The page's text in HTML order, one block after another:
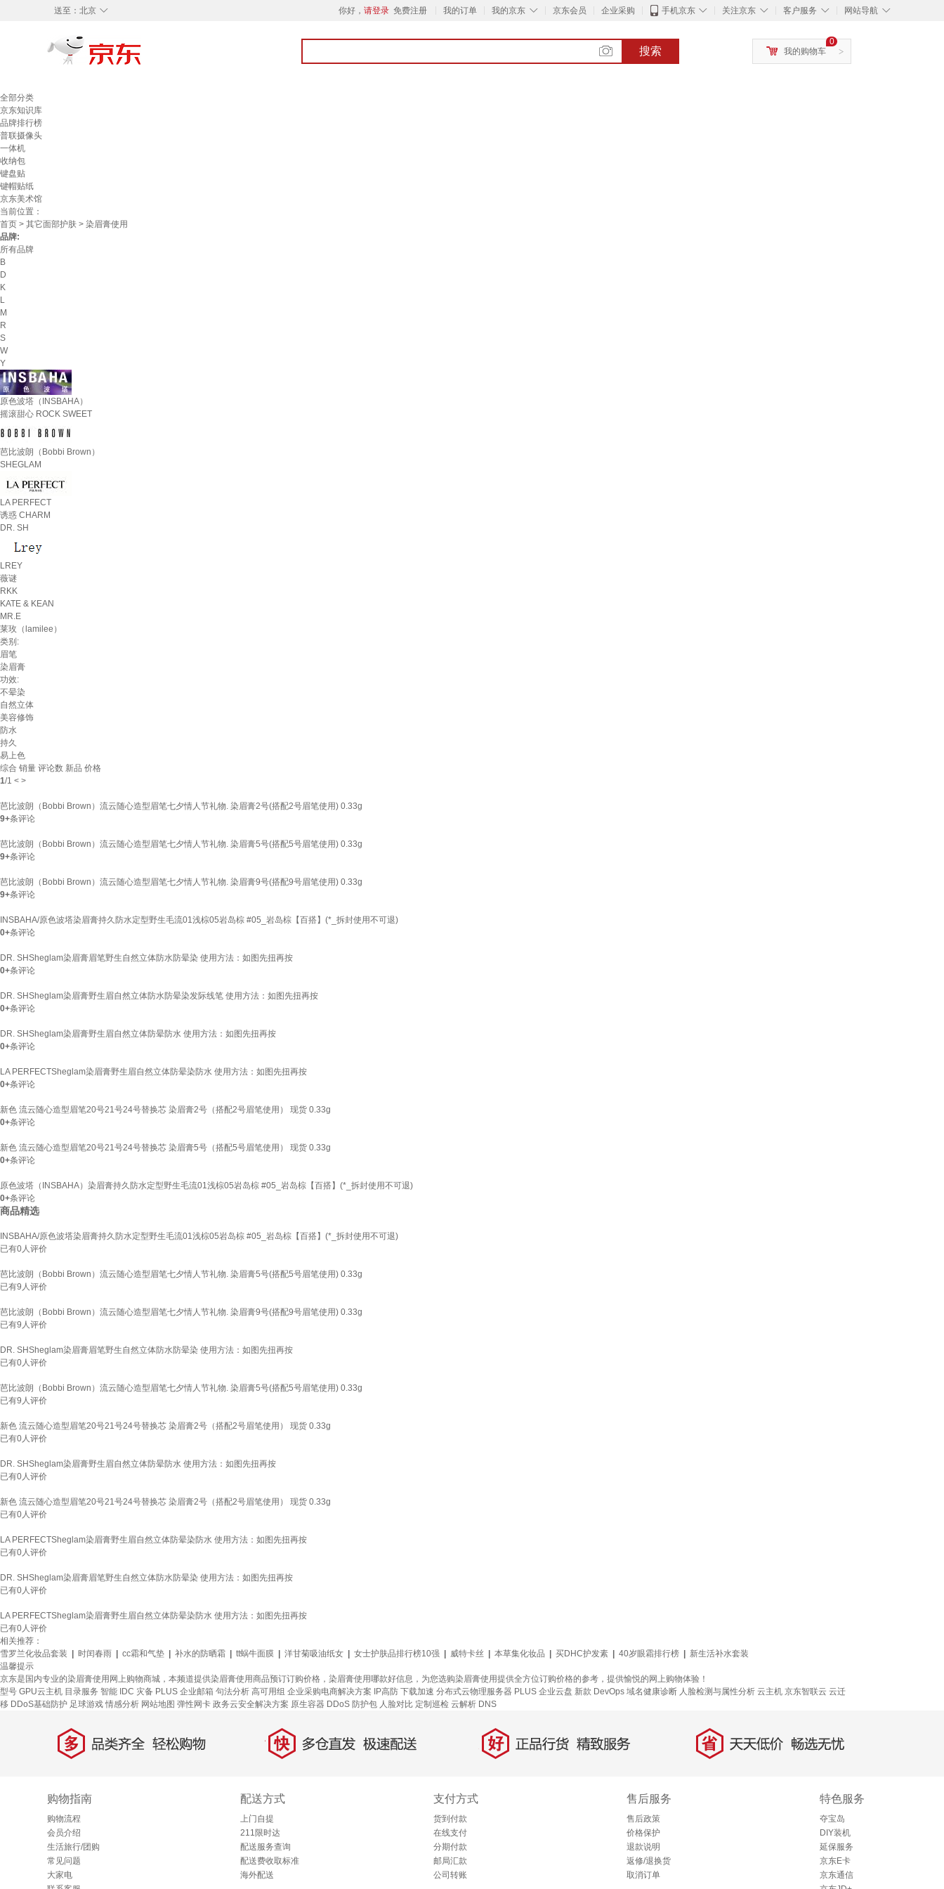
◇
送至： 北京 你好， 请登录 免费注册 我的订单 ◇
我的京东 京东会员 企业采购 ◇
手机京东 ◇
关注京东 ◇
客户服务 ◇
网站导航
搜索 >
0
我的购物车
全部分类
京东知识库
品牌排行榜
普联摄像头
一体机
收纳包
键盘贴
键帽贴纸
京东美术馆
当前位置：
首页 > 其它面部护肤 > 染眉膏使用
品牌:
所有品牌
B
D
K
L
M
R
S
W
Y
原色波塔（INSBAHA）
摇滚甜心 ROCK SWEET
芭比波朗（Bobbi Brown）
SHEGLAM
LA PERFECT
诱惑 CHARM
DR. SH
LREY
薇谜
RKK
KATE & KEAN
MR.E
莱玫（lamilee）
类别:
眉笔
染眉膏
功效:
不晕染
自然立体
美容修饰
防水
持久
易上色
综合 销量 评论数 新品 价格
1/1 < >
芭比波朗（Bobbi Brown）流云随心造型眉笔七夕情人节礼物. 染眉膏2号(搭配2号眉笔使用) 0.33g
9+条评论
芭比波朗（Bobbi Brown）流云随心造型眉笔七夕情人节礼物. 染眉膏5号(搭配5号眉笔使用) 0.33g
9+条评论
芭比波朗（Bobbi Brown）流云随心造型眉笔七夕情人节礼物. 染眉膏9号(搭配9号眉笔使用) 0.33g
9+条评论
INSBAHA/原色波塔染眉膏持久防水定型野生毛流01浅棕05岩岛棕 #05_岩岛棕【百搭】(*_拆封使用不可退)
0+条评论
DR. SHSheglam染眉膏眉笔野生自然立体防水防晕染 使用方法：如图先扭再按
0+条评论
DR. SHSheglam染眉膏野生眉自然立体防水防晕染发际线笔 使用方法：如图先扭再按
0+条评论
DR. SHSheglam染眉膏野生眉自然立体防晕防水 使用方法：如图先扭再按
0+条评论
LA PERFECTSheglam染眉膏野生眉自然立体防晕染防水 使用方法：如图先扭再按
0+条评论
新色 流云随心造型眉笔20号21号24号替换芯 染眉膏2号（搭配2号眉笔使用） 现货 0.33g
0+条评论
新色 流云随心造型眉笔20号21号24号替换芯 染眉膏5号（搭配5号眉笔使用） 现货 0.33g
0+条评论
原色波塔（INSBAHA）染眉膏持久防水定型野生毛流01浅棕05岩岛棕 #05_岩岛棕【百搭】(*_拆封使用不可退)
0+条评论
商品精选
INSBAHA/原色波塔染眉膏持久防水定型野生毛流01浅棕05岩岛棕 #05_岩岛棕【百搭】(*_拆封使用不可退)
已有0人评价
芭比波朗（Bobbi Brown）流云随心造型眉笔七夕情人节礼物. 染眉膏5号(搭配5号眉笔使用) 0.33g
已有9 人评价
芭比波朗（Bobbi Brown）流云随心造型眉笔七夕情人节礼物. 染眉膏9号(搭配9号眉笔使用) 0.33g
已有9 人评价
DR. SHSheglam染眉膏眉笔野生自然立体防水防晕染 使用方法：如图先扭再按
已有0人评价
芭比波朗（Bobbi Brown）流云随心造型眉笔七夕情人节礼物. 染眉膏5号(搭配5号眉笔使用) 0.33g
已有9 人评价
新色 流云随心造型眉笔20号21号24号替换芯 染眉膏2号（搭配2号眉笔使用） 现货 0.33g
已有0人评价
DR. SHSheglam染眉膏野生眉自然立体防晕防水 使用方法：如图先扭再按
已有0人评价
新色 流云随心造型眉笔20号21号24号替换芯 染眉膏2号（搭配2号眉笔使用） 现货 0.33g
已有0人评价
LA PERFECTSheglam染眉膏野生眉自然立体防晕染防水 使用方法：如图先扭再按
已有0人评价
DR. SHSheglam染眉膏眉笔野生自然立体防水防晕染 使用方法：如图先扭再按
已有0人评价
LA PERFECTSheglam染眉膏野生眉自然立体防晕染防水 使用方法：如图先扭再按
已有0人评价
相关推荐：
雪罗兰化妆品套装
时闰春雨 cc霜和气垫 补水的防晒霜 tt蜗牛面膜 洋甘菊吸油纸女 女士护肤品排行榜10强 威特卡丝 本草集化妆品 买DHC护发素 40岁眼霜排行榜
新生活补水套装
温馨提示
京东是国内专业的染眉膏使用网上购物商城，本频道提供染眉膏使用商品预订订购价格，染眉膏使用哪款好信息，为您选购染眉膏使用提供全方位订购价格的参考，提供愉悦的网上购物体验！
型号 GPU云主机 目录服务 智能 IDC 灾备 PLUS 企业邮箱 句法分析 高可用组 企业采购电商解决方案 IP高防 下载加速 分布式云物理服务器 PLUS 企业云盘 新款 DevOps 域名健康诊断 人脸检测与属性分析 云主机 京东智联云 云迁
移 DDoS基础防护 足球游戏 情感分析 网站地图 弹性网卡 政务云安全解决方案 原生容器 DDoS 防护包 人脸对比 定制巡检 云解析 DNS
多 品类齐全，轻松购物 快 多仓直发，极速配送 好 正品行货，精致服务 省 天天低价，畅选无忧
购物指南
购物流程
会员介绍
生活旅行/团购
常见问题
大家电
配送方式
上门自提
211限时达
配送服务查询
配送费收取标准
海外配送
支付方式
货到付款
在线支付
分期付款
邮局汇款
公司转账
售后服务
售后政策
价格保护
退款说明
返修/退换货
取消订单
特色服务
夺宝岛
DIY装机
延保服务
京东E卡
京东通信